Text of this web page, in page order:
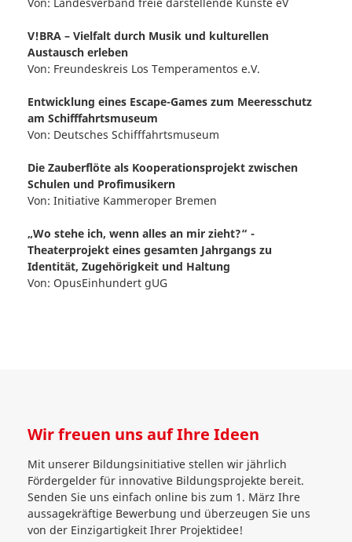
V!BRA – Vielfalt durch Musik und kulturellen
Austausch erleben
Von: Freundeskreis Los Temperamentos e.V.
Entwicklung eines Escape-Games zum Meeresschutz
am Schifffahrtsmuseum
Von: Deutsches Schifffahrtsmuseum
Die Zauberflöte als Kooperationsprojekt zwischen
Schulen und Profimusikern
Von: Initiative Kammeroper Bremen
„Wo stehe ich, wenn alles an mir zieht?“ -
Theaterprojekt eines gesamten Jahrgangs zu
Identität, Zugehörigkeit und Haltung
Von: OpusEinhundert gUG
Wir freuen uns auf Ihre Ideen
Mit unserer Bildungsinitiative stellen wir jährlich
Fördergelder für innovative Bildungsprojekte bereit.
Senden Sie uns einfach online bis zum 1. März Ihre
aussagekräftige Bewerbung und überzeugen Sie uns
von der Einzigartigkeit Ihrer Projektidee!